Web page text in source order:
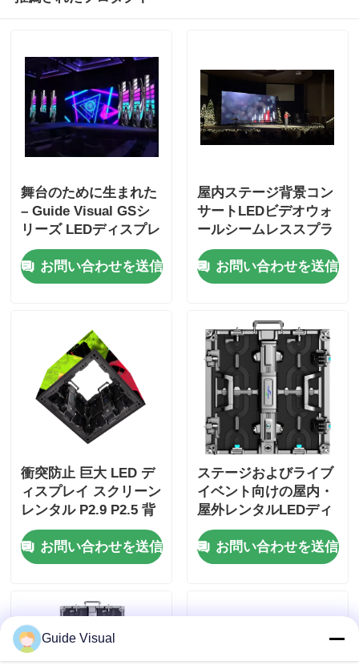
舞台のために生まれた
– Guide Visual GSシ
リーズ LEDディスプレ
イ、7680Hzのリフレ
ッシュレート
お問い合わせを送信
屋内ステージ背景コン
サートLEDビデオウォ
ールシームレススプラ
イシングレンタルLED
ディスプレイ画面
お問い合わせを送信
衝突防止 巨大 LED デ
ィスプレイ スクリーン
レンタル P2.9 P2.5 背
景ステージ用
お問い合わせを送信
ステージおよびライブ
イベント向けの屋内・
屋外レンタルLEDディ
スプレイ
お問い合わせを送信
Guide Visual